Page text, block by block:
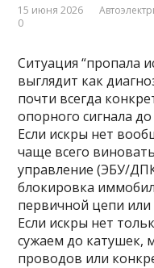
15 июня 2026
0
Ситуация “пропала
выглядит как
почти всегда
опорного сигнала
Если искры нет
чаще всего
управление (ЭБУ/
блокировка
первичной цепи или
Если искры нет
сужаем до катушек,
проводов или